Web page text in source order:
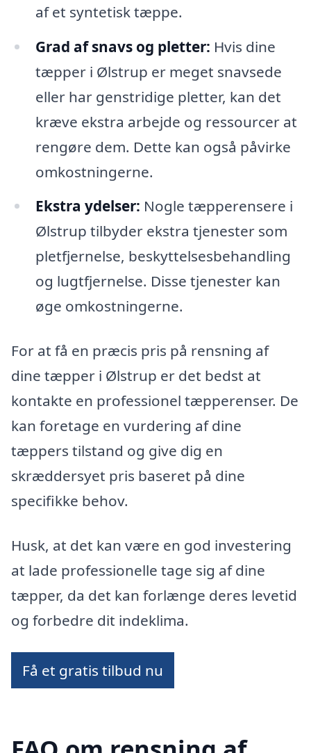
af et syntetisk tæppe.
Grad af snavs og pletter: Hvis dine
tæpper i Ølstrup er meget snavsede
eller har genstridige pletter, kan det
kræve ekstra arbejde og ressourcer at
rengøre dem. Dette kan også påvirke
omkostningerne.
Ekstra ydelser: Nogle tæpperensere i
Ølstrup tilbyder ekstra tjenester som
pletfjernelse, beskyttelsesbehandling
og lugtfjernelse. Disse tjenester kan
øge omkostningerne.
For at få en præcis pris på rensning af
dine tæpper i Ølstrup er det bedst at
kontakte en professionel tæpperenser. De
kan foretage en vurdering af dine
tæppers tilstand og give dig en
skræddersyet pris baseret på dine
specifikke behov.
Husk, at det kan være en god investering
at lade professionelle tage sig af dine
tæpper, da det kan forlænge deres levetid
og forbedre dit indeklima.
Få et gratis tilbud nu